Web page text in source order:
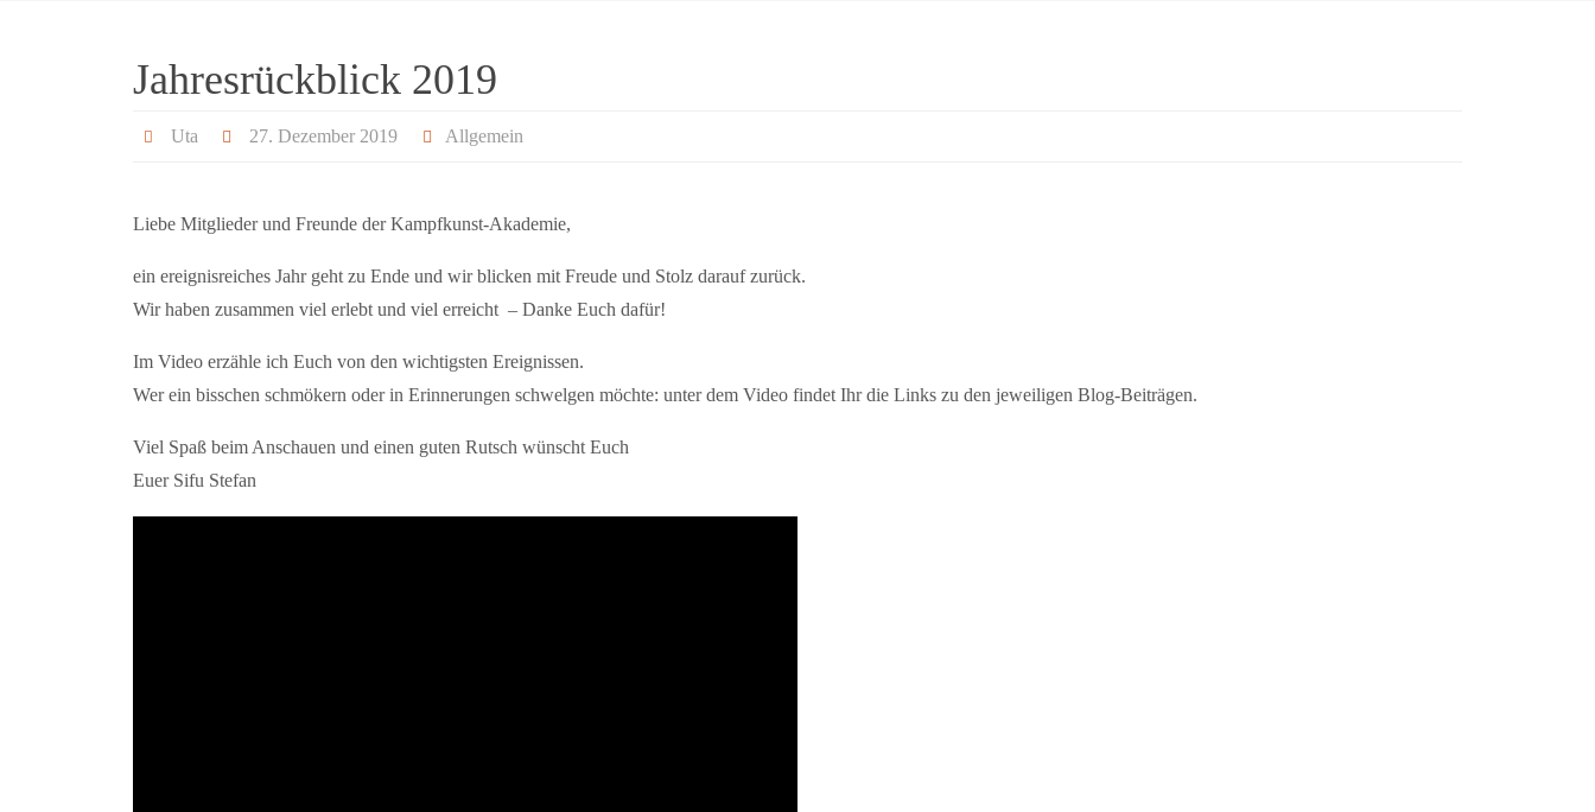
Jahresrückblick 2019
Uta 27. Dezember 2019 Allgemein
Liebe Mitglieder und Freunde der Kampfkunst-Akademie,
ein ereignisreiches Jahr geht zu Ende und wir blicken mit Freude und Stolz darauf zurück.
Wir haben zusammen viel erlebt und viel erreicht – Danke Euch dafür!
Im Video erzähle ich Euch von den wichtigsten Ereignissen.
Wer ein bisschen schmökern oder in Erinnerungen schwelgen möchte: unter dem Video findet Ihr die Links zu den jeweiligen Blog-Beiträgen.
Viel Spaß beim Anschauen und einen guten Rutsch wünscht Euch
Euer Sifu Stefan